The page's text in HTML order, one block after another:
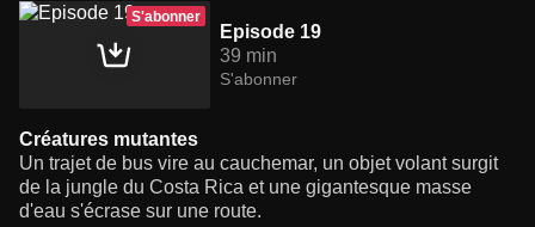
S'abonner
Episode 19
39 min
S'abonner
Créatures mutantes
Un trajet de bus vire au cauchemar, un objet volant surgit
de la jungle du Costa Rica et une gigantesque masse
d'eau s'écrase sur une route.